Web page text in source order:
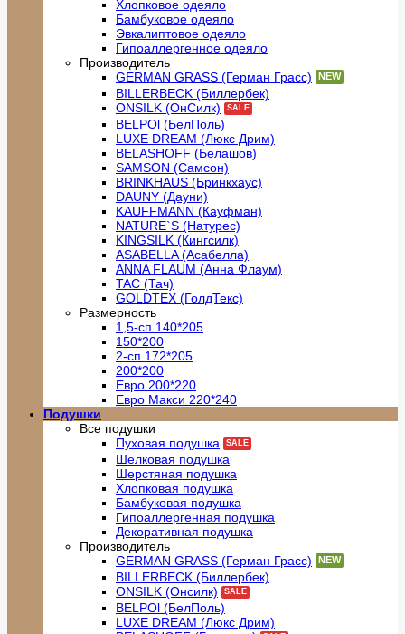
Хлопковое одеяло
Бамбуковое одеяло
Эвкалиптовое одеяло
Гипоаллергенное одеяло
Производитель
GERMAN GRASS (Герман Грасс)
BILLERBECK (Биллербек)
ONSILK (ОнСилк)
BELPOl (БелПоль)
LUXE DREAM (Люкс Дрим)
BELASHOFF (Белашов)
SAMSON (Самсон)
BRINKHAUS (Бринкхаус)
DAUNY (Дауни)
KAUFFMANN (Кауфман)
NATURE`S (Натурес)
KINGSILK (Кингсилк)
ASABELLA (Асабелла)
ANNA FLAUM (Анна Флаум)
TAC (Тач)
GOLDTEX (ГолдТекс)
Размерность
1,5-сп 140*205
150*200
2-сп 172*205
200*200
Евро 200*220
Евро Макси 220*240
Подушки
Все подушки
Пуховая подушка
Шелковая подушка
Шерстяная подушка
Хлопковая подушка
Бамбуковая подушка
Гипоаллергенная подушка
Декоративная подушка
Производитель
GERMAN GRASS (Герман Грасс)
BILLERBECK (Биллербек)
ONSILK (Онсилк)
BELPOl (БелПоль)
LUXE DREAM (Люкс Дрим)